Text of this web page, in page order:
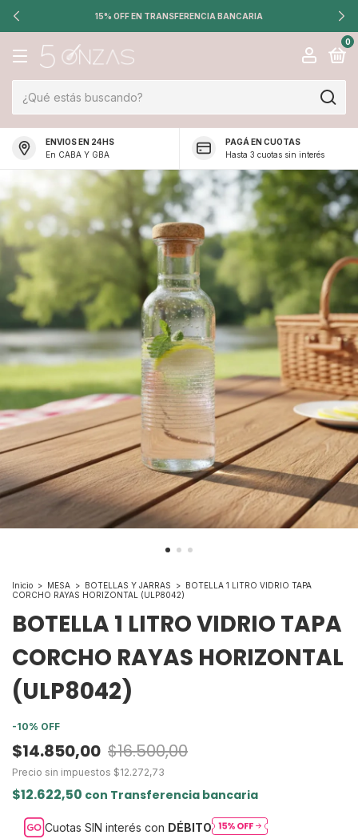
15% OFF EN TRANSFERENCIA BANCARIA
0
ENVIOS EN 24HS
En CABA Y GBA
PAGÁ EN CUOTAS
Hasta 3 cuotas sin interés
Inicio > MESA > BOTELLAS Y JARRAS > BOTELLA 1 LITRO VIDRIO TAPA
CORCHO RAYAS HORIZONTAL (ULP8042)
BOTELLA 1 LITRO VIDRIO TAPA
CORCHO RAYAS HORIZONTAL
(ULP8042)
-10% OFF
$14.850,00 $16.500,00
Precio sin impuestos $12.272,73
$12.622,50 con Transferencia bancaria
Cuotas SIN interés con DÉBITO